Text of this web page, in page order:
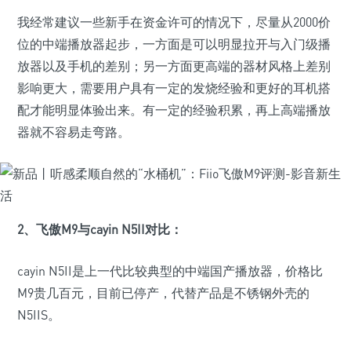
我经常建议一些新手在资金许可的情况下，尽量从2000价
位的中端播放器起步，一方面是可以明显拉开与入门级播
放器以及手机的差别；另一方面更高端的器材风格上差别
影响更大，需要用户具有一定的发烧经验和更好的耳机搭
配才能明显体验出来。有一定的经验积累，再上高端播放
器就不容易走弯路。
2、飞傲M9与cayin N5II对比：
cayin N5II是上一代比较典型的中端国产播放器，价格比
M9贵几百元，目前已停产，代替产品是不锈钢外壳的
N5IIS。